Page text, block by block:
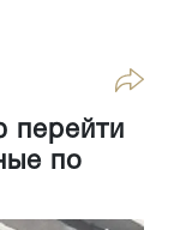
перейти
по